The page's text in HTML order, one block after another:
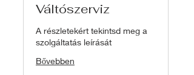
Váltószerviz
A részletekért tekintsd meg a
szolgáltatás leírását
Bővebben